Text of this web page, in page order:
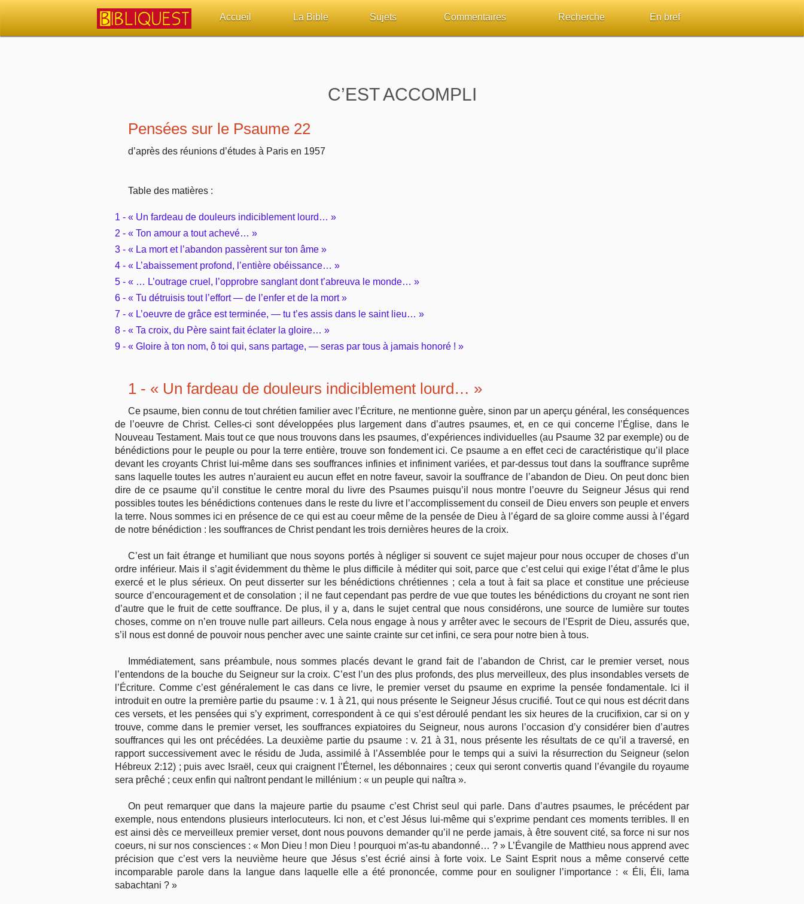
Accueil
Paramètres
La Bible Sujets Commentaires Recherche En bref
C’EST ACCOMPLI
Pensées sur le Psaume 22
d’après des réunions d’études à Paris en 1957
Table des matières :
1 - « Un fardeau de douleurs indiciblement lourd… »
2 - « Ton amour a tout achevé… »
3 - « La mort et l’abandon passèrent sur ton âme »
4 - « L’abaissement profond, l’entière obéissance… »
5 - « … L’outrage cruel, l’opprobre sanglant dont t’abreuva le monde… »
6 - « Tu détruisis tout l’effort — de l’enfer et de la mort »
7 - « L’oeuvre de grâce est terminée, — tu t’es assis dans le saint lieu… »
8 - « Ta croix, du Père saint fait éclater la gloire… »
9 - « Gloire à ton nom, ô toi qui, sans partage, — seras par tous à jamais honoré ! »
1 - « Un fardeau de douleurs indiciblement lourd… »
Ce psaume, bien connu de tout chrétien familier avec l’Écriture, ne mentionne guère, sinon par un aperçu général, les conséquences
de l’oeuvre de Christ. Celles-ci sont développées plus largement dans d’autres psaumes, et, en ce qui concerne l’Église, dans le
Nouveau Testament. Mais tout ce que nous trouvons dans les psaumes, d’expériences individuelles (au Psaume 32 par exemple) ou de
bénédictions pour le peuple ou pour la terre entière, trouve son fondement ici. Ce psaume a en effet ceci de caractéristique qu’il place
devant les croyants Christ lui-même dans ses souffrances infinies et infiniment variées, et par-dessus tout dans la souffrance suprême
sans laquelle toutes les autres n’auraient eu aucun effet en notre faveur, savoir la souffrance de l’abandon de Dieu. On peut donc bien
dire de ce psaume qu’il constitue le centre moral du livre des Psaumes puisqu’il nous montre l’oeuvre du Seigneur Jésus qui rend
possibles toutes les bénédictions contenues dans le reste du livre et l’accomplissement du conseil de Dieu envers son peuple et envers
la terre. Nous sommes ici en présence de ce qui est au coeur même de la pensée de Dieu à l’égard de sa gloire comme aussi à l’égard
de notre bénédiction : les souffrances de Christ pendant les trois dernières heures de la croix.
C’est un fait étrange et humiliant que nous soyons portés à négliger si souvent ce sujet majeur pour nous occuper de choses d’un
ordre inférieur. Mais il s’agit évidemment du thème le plus difficile à méditer qui soit, parce que c’est celui qui exige l’état d’âme le plus
exercé et le plus sérieux. On peut disserter sur les bénédictions chrétiennes ; cela a tout à fait sa place et constitue une précieuse
source d’encouragement et de consolation ; il ne faut cependant pas perdre de vue que toutes les bénédictions du croyant ne sont rien
d’autre que le fruit de cette souffrance. De plus, il y a, dans le sujet central que nous considérons, une source de lumière sur toutes
choses, comme on n’en trouve nulle part ailleurs. Cela nous engage à nous y arrêter avec le secours de l’Esprit de Dieu, assurés que,
s’il nous est donné de pouvoir nous pencher avec une sainte crainte sur cet infini, ce sera pour notre bien à tous.
Immédiatement, sans préambule, nous sommes placés devant le grand fait de l’abandon de Christ, car le premier verset, nous
l’entendons de la bouche du Seigneur sur la croix. C’est l’un des plus profonds, des plus merveilleux, des plus insondables versets de
l’Écriture. Comme c’est généralement le cas dans ce livre, le premier verset du psaume en exprime la pensée fondamentale. Ici il
introduit en outre la première partie du psaume : v. 1 à 21, qui nous présente le Seigneur Jésus crucifié. Tout ce qui nous est décrit dans
ces versets, et les pensées qui s’y expriment, correspondent à ce qui s’est déroulé pendant les six heures de la crucifixion, car si on y
trouve, comme dans le premier verset, les souffrances expiatoires du Seigneur, nous aurons l’occasion d’y considérer bien d’autres
souffrances qui les ont précédées. La deuxième partie du psaume : v. 21 à 31, nous présente les résultats de ce qu’il a traversé, en
rapport successivement avec le résidu de Juda, assimilé à l’Assemblée pour le temps qui a suivi la résurrection du Seigneur (selon
Hébreux 2:12) ; puis avec Israël, ceux qui craignent l’Éternel, les débonnaires ; ceux qui seront convertis quand l’évangile du royaume
sera prêché ; ceux enfin qui naîtront pendant le millénium : « un peuple qui naîtra ».
On peut remarquer que dans la majeure partie du psaume c’est Christ seul qui parle. Dans d’autres psaumes, le précédent par
exemple, nous entendons plusieurs interlocuteurs. Ici non, et c’est Jésus lui-même qui s’exprime pendant ces moments terribles. Il en
est ainsi dès ce merveilleux premier verset, dont nous pouvons demander qu’il ne perde jamais, à être souvent cité, sa force ni sur nos
coeurs, ni sur nos consciences : « Mon Dieu ! mon Dieu ! pourquoi m’as-tu abandonné… ? » L’Évangile de Matthieu nous apprend avec
précision que c’est vers la neuvième heure que Jésus s’est écrié ainsi à forte voix. Le Saint Esprit nous a même conservé cette
incomparable parole dans la langue dans laquelle elle a été prononcée, comme pour en souligner l’importance : « Éli, Éli, lama
sabachtani ? »